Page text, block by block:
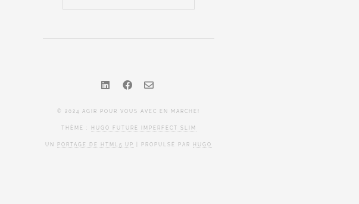
© 2024 AGIR POUR VOUS AVEC EN MARCHE!
THÈME : HUGO FUTURE IMPERFECT SLIM
UN PORTAGE DE HTML5 UP | PROPULSÉ PAR HUGO